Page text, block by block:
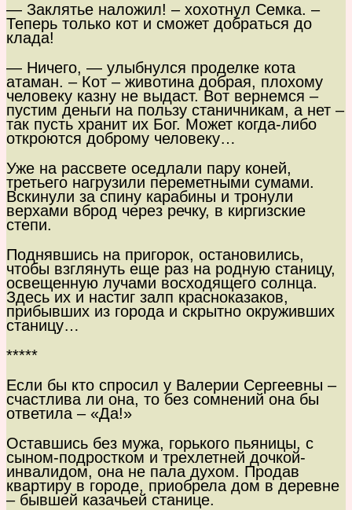
— Заклятье наложил! – хохотнул Семка. –
Теперь только кот и сможет добраться до
клада!
— Ничего, — улыбнулся проделке кота
атаман. – Кот – животина добрая, плохому
человеку казну не выдаст. Вот вернемся –
пустим деньги на пользу станичникам, а нет –
так пусть хранит их Бог. Может когда-либо
откроются доброму человеку…
Уже на рассвете оседлали пару коней,
третьего нагрузили переметными сумами.
Вскинули за спину карабины и тронули
верхами вброд через речку, в киргизские
степи.
Поднявшись на пригорок, остановились,
чтобы взглянуть еще раз на родную станицу,
освещенную лучами восходящего солнца.
Здесь их и настиг залп красноказаков,
прибывших из города и скрытно окруживших
станицу…
*****
Если бы кто спросил у Валерии Сергеевны –
счастлива ли она, то без сомнений она бы
ответила – «Да!»
Оставшись без мужа, горького пьяницы, с
сыном-подростком и трехлетней дочкой-
инвалидом, она не пала духом. Продав
квартиру в городе, приобрела дом в деревне
– бывшей казачьей станице.